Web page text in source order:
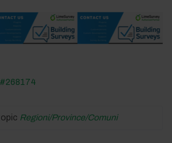
#268174
Regioni/Province/Comuni